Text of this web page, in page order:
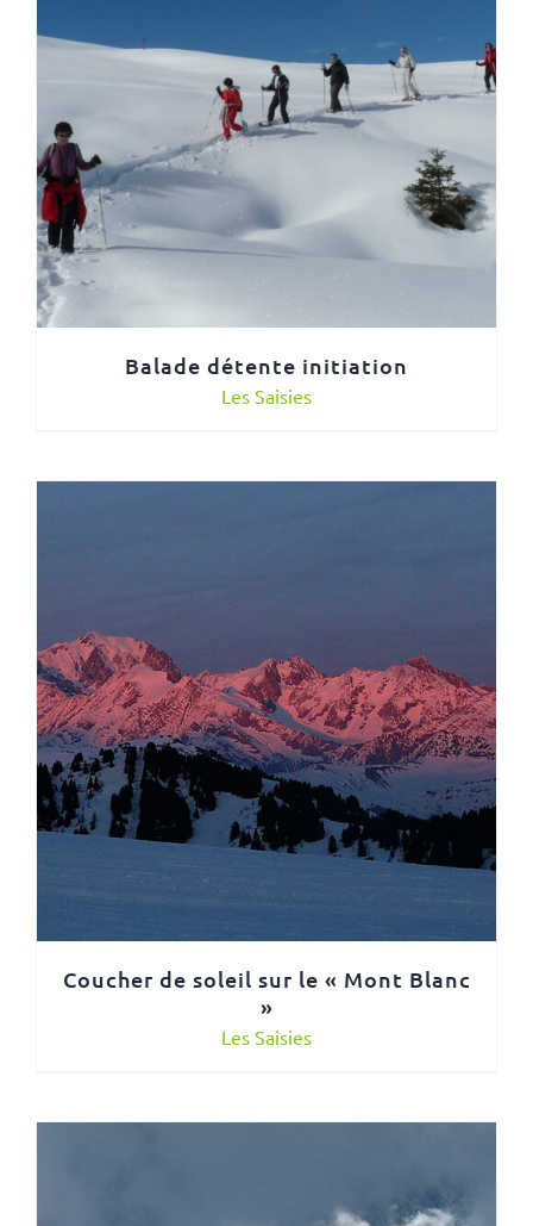
Balade détente initiation
Les Saisies
Coucher de soleil sur le « Mont Blanc
»
Les Saisies